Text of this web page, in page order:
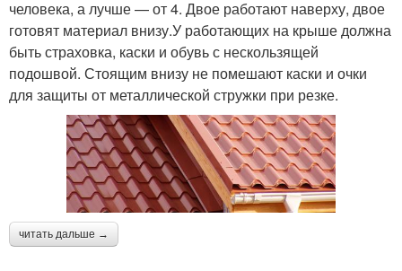
человека, а лучше — от 4. Двое работают наверху, двое
готовят материал внизу.У работающих на крыше должна
быть страховка, каски и обувь с нескользящей
подошвой. Стоящим внизу не помешают каски и очки
для защиты от металлической стружки при резке.
читать дальше →